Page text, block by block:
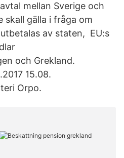
mellan Sverige och
skall gälla i fråga om
av staten, EU:s
och Grekland.
15.08.
Orpo.